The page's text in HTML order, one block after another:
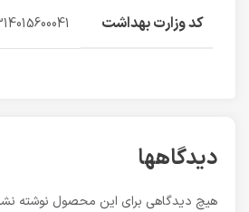
کد وزارت بهداشت
دیدگاهها
هیچ دیدگاهی برای این محصول نوشته